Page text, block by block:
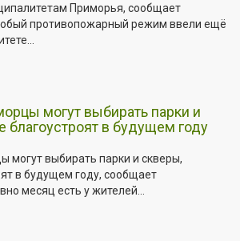
Приморья, сообщает
противопожарный режим ввели ещё
могут выбирать парки и
благоустроят в будущем году
могут выбирать парки и скверы,
в будущем году, сообщает
месяц есть у жителей...